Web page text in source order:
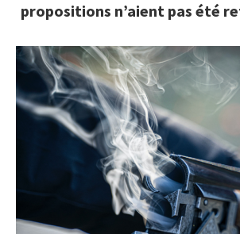
propositions n’aient pas été